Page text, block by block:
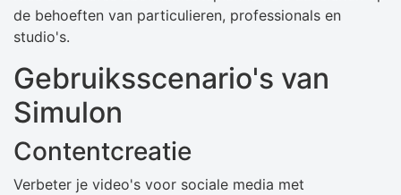
de behoeften van particulieren, professionals en
studio's.
Gebruiksscenario's van
Simulon
Contentcreatie
Verbeter je video's voor sociale media met